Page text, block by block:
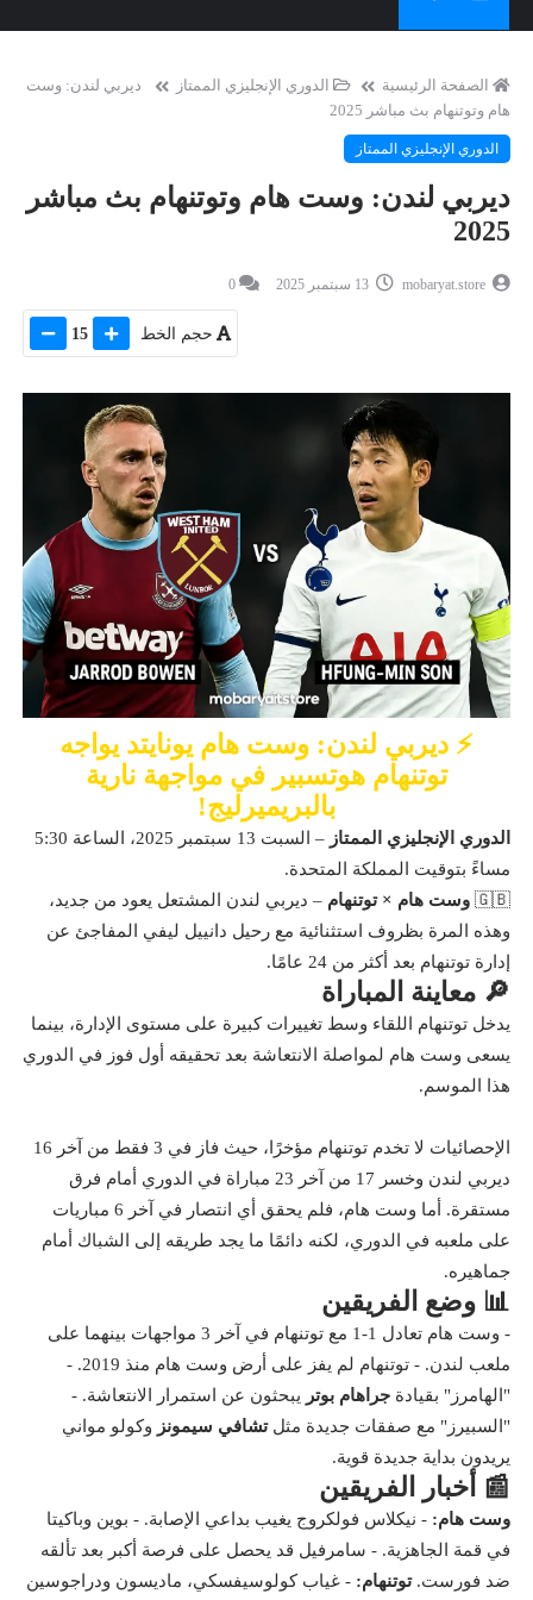
الصفحة الرئيسية الدوري الإنجليزي الممتاز
ديربي لندن: وست
هام وتوتنهام بث مباشر 2025
الدوري الإنجليزي الممتاز
ديربي لندن: وست هام وتوتنهام بث مباشر
2025
mobaryat.store
0
حجم الخط 15
⚡ ديربي لندن: وست هام يونايتد يواجه
توتنهام هوتسبير في مواجهة نارية
بالبريميرليج!
الدوري الإنجليزي الممتاز
– السبت 13 سبتمبر 2025، الساعة 5:30
مساءً بتوقيت المملكة المتحدة.
🇬🇧 وست هام × توتنهام – ديربي لندن المشتعل يعود من جديد،
وهذه المرة بظروف استثنائية مع رحيل دانييل ليفي المفاجئ عن
إدارة توتنهام بعد أكثر من 24 عامًا.
🔎 معاينة المباراة
يدخل توتنهام اللقاء وسط تغييرات كبيرة على مستوى الإدارة، بينما
يسعى وست هام لمواصلة الانتعاشة بعد تحقيقه أول فوز في الدوري
هذا الموسم.
الإحصائيات لا تخدم توتنهام مؤخرًا، حيث فاز في 3 فقط من آخر 16
ديربي لندن وخسر 17 من آخر 23 مباراة في الدوري أمام فرق
مستقرة. أما وست هام، فلم يحقق أي انتصار في آخر 6 مباريات
على ملعبه في الدوري، لكنه دائمًا ما يجد طريقه إلى الشباك أمام
جماهيره.
📊 وضع الفريقين
- وست هام تعادل 1-1 مع توتنهام في آخر 3 مواجهات بينهما على
ملعب لندن. - توتنهام لم يفز على أرض وست هام منذ 2019. -
"الهامرز" بقيادة جراهام بوتر يبحثون عن استمرار الانتعاشة. -
"السبيرز" مع صفقات جديدة مثلتشافي سيمونز وكولو مواني
يريدون بداية جديدة قوية.
📰 أخبار الفريقين
وست هام: - نيكلاس فولكروج يغيب بداعي الإصابة. - بوين وباكيتا
في قمة الجاهزية. - سامرفيل قد يحصل على فرصة أكبر بعد تألقه
ضد فورست.توتنهام: - غياب كولوسيفسكي، ماديسون ودراجوسين